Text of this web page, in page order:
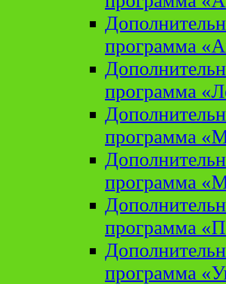
программа
программа
программа
программа
программа
программа